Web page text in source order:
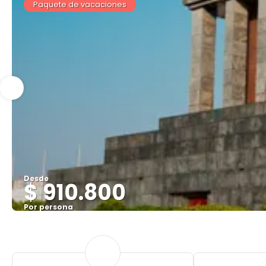
Paquete de vacaciones
Desde
$ 910.800
Por persona